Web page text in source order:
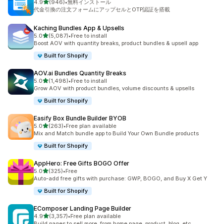
4.95つ星中
(946)
合計レビュー数：946件
•無料インストール
代金引換の注文フォームにアップセルとOTP認証を搭載
Kaching Bundles App & Upsells
5.05つ星中
(5,087)
合計レビュー数：5087件
•Free to install
Boost AOV with quantity breaks, product bundles & upsell app
Built for Shopify
AOV.ai Bundles Quantity Breaks
5.05つ星中
(1,498)
合計レビュー数：1498件
•Free to install
Grow AOV with product bundles, volume discounts & upsells
Built for Shopify
Easify Box Bundle Builder BYOB
5.05つ星中
(263)
合計レビュー数：263件
•Free plan available
Mix and Match bundle app to Build Your Own Bundle products
Built for Shopify
AppHero: Free Gifts BOGO Offer
5.05つ星中
(325)
合計レビュー数：325件
•Free
Auto-add free gifts with purchase: GWP, BOGO, and Buy X Get Y
Built for Shopify
EComposer Landing Page Builder
4.95つ星中
(3,357)
合計レビュー数：3357件
•Free plan available